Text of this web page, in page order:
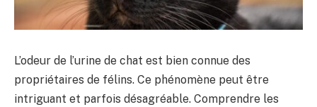
L’odeur de l’urine de chat est bien connue des
propriétaires de félins. Ce phénomène peut être
intriguant et parfois désagréable. Comprendre les